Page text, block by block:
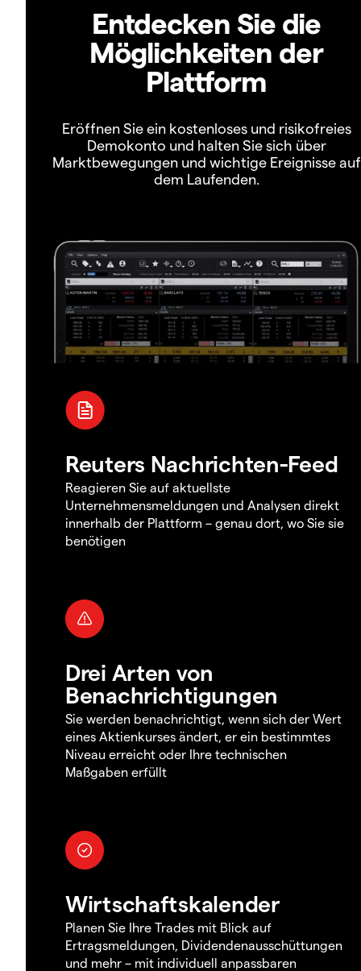
Entdecken Sie die
Möglichkeiten der
Plattform
Eröffnen Sie ein kostenloses und risikofreies
Demokonto und halten Sie sich über
Marktbewegungen und wichtige Ereignisse auf
dem Laufenden.
Reuters Nachrichten-Feed
Reagieren Sie auf aktuellste
Unternehmensmeldungen und Analysen direkt
innerhalb der Plattform – genau dort, wo Sie sie
benötigen
Drei Arten von
Benachrichtigungen
Sie werden benachrichtigt, wenn sich der Wert
eines Aktienkurses ändert, er ein bestimmtes
Niveau erreicht oder Ihre technischen
Maßgaben erfüllt
Wirtschaftskalender
Planen Sie Ihre Trades mit Blick auf
Ertragsmeldungen, Dividendenausschüttungen
und mehr – mit individuell anpassbaren